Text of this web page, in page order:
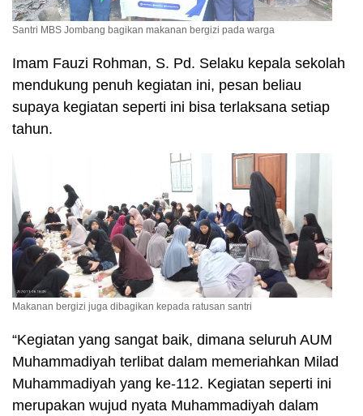
Santri MBS Jombang bagikan makanan bergizi pada warga
Imam Fauzi Rohman, S. Pd. Selaku kepala sekolah
mendukung penuh kegiatan ini, pesan beliau
supaya kegiatan seperti ini bisa terlaksana setiap
tahun.
Makanan bergizi juga dibagikan kepada ratusan santri
“Kegiatan yang sangat baik, dimana seluruh AUM
Muhammadiyah terlibat dalam memeriahkan Milad
Muhammadiyah yang ke-112. Kegiatan seperti ini
merupakan wujud nyata Muhammadiyah dalam